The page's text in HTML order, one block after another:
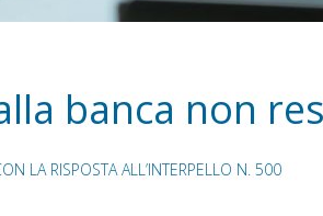
banca non
LA RISPOSTA ALL’INTERPELLO N. 500